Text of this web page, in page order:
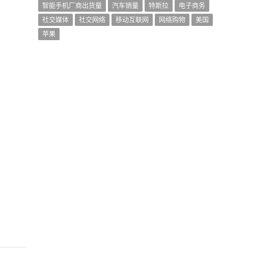
智能手机厂商出货量
汽车销量 特斯拉
电子商务
社交媒体
社交网络 移动互联网 网络购物
美国
苹果